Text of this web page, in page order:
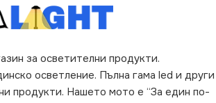
за осветителни продукти.
осветление. Пълна гама led и други
продукти. Нашето мото е “За един по-